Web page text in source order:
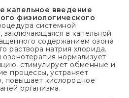
капельное введение
физиологического
системной
заключающаяся в капельной
содержанием озона
раствора натрия хлорида.
озонотерапия нормализует
стимулирует обменные и
процессы, устраняет
повышает кислородное
организма.